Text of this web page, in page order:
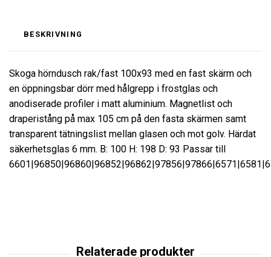
BESKRIVNING
Skoga hörndusch rak/fast 100x93 med en fast skärm och
en öppningsbar dörr med hålgrepp i frostglas och
anodiserade profiler i matt aluminium. Magnetlist och
draperistång på max 105 cm på den fasta skärmen samt
transparent tätningslist mellan glasen och mot golv. Härdat
säkerhetsglas 6 mm. B: 100 H: 198 D: 93 Passar till